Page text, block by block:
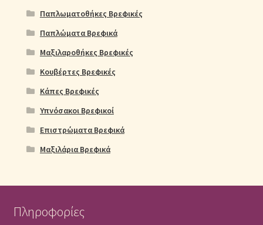
Παπλωματοθήκες Βρεφικές
Παπλώματα Βρεφικά
Μαξιλαροθήκες Βρεφικές
Κουβέρτες Βρεφικές
Κάπες Βρεφικές
Υπνόσακοι Βρεφικοί
Επιστρώματα Βρεφικά
Μαξιλάρια Βρεφικά
Πληροφορίες